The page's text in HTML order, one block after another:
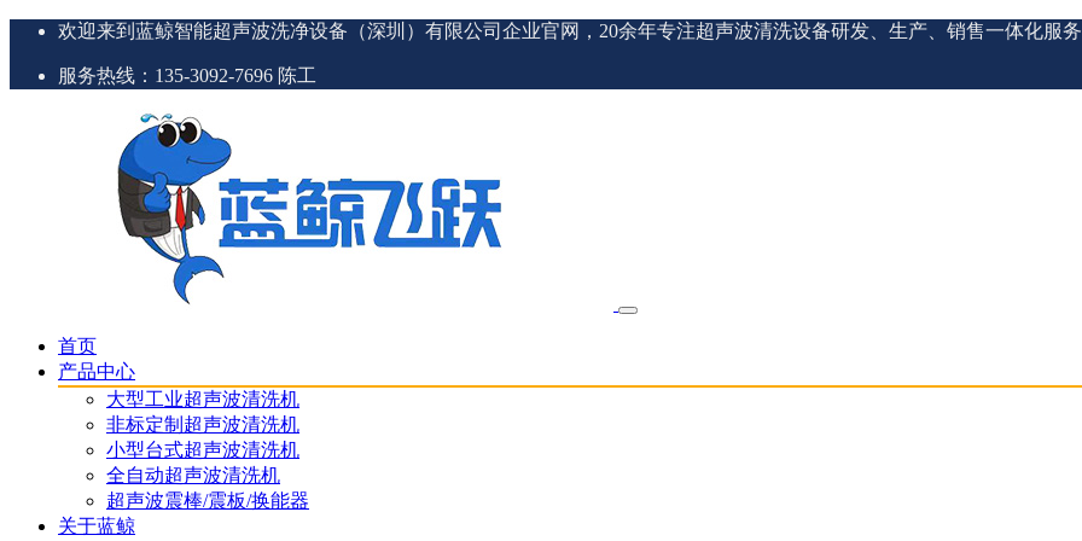
欢迎来到蓝鲸智能超声波洗净设备（深圳）有限公司企业官网，20余年专注超声波清洗设备研发、生产、销售一体化服
服务热线：135-3092-7696 陈工
首页
产品中心
大型工业超声波清洗机
非标定制超声波清洗机
小型台式超声波清洗机
全自动超声波清洗机
超声波震棒/震板/换能器
关于蓝鲸